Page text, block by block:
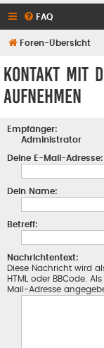
FAQ
Foren-Übersicht
Kontakt mit
aufnehmen
Empfänger:
Administrator
Deine E-Mail-Adresse:
Dein Name:
Betreff:
Nachrichtentext:
Diese Nachricht wird
HTML oder BBCode.
Mail-Adresse